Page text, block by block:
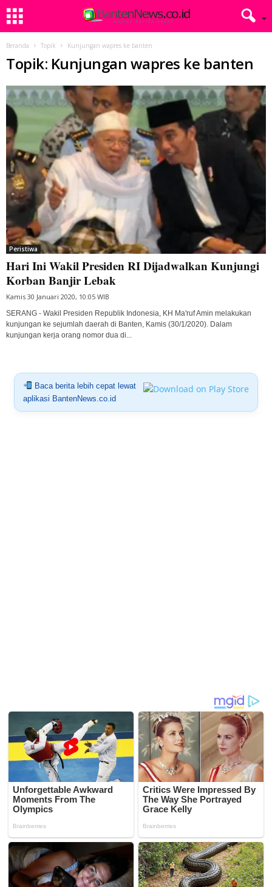
Beranda Topik Kunjungan wapres ke banten
Topik: Kunjungan wapres ke banten
Peristiwa
Hari Ini Wakil Presiden RI Dijadwalkan Kunjungi
Korban Banjir Lebak
Kamis 30 Januari 2020, 10:05 WIB
SERANG - Wakil Presiden Republik Indonesia, KH Ma'ruf Amin melakukan
kunjungan ke sejumlah daerah di Banten, Kamis (30/1/2020). Dalam
kunjungan kerja orang nomor dua di...
Baca berita lebih cepat lewat
aplikasi BantenNews.co.id